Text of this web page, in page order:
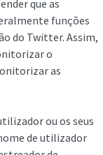
que as
funções
do Twitter. Assim,
o
as
ou os seus
de utilizador